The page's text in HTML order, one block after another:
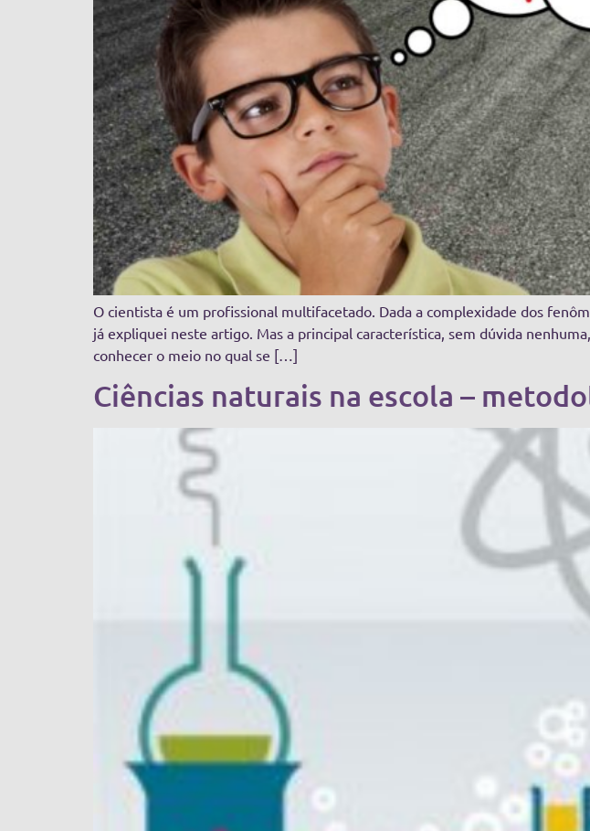
O cientista é um profissional multifacetado. Dada a complexidade dos
já expliquei neste artigo. Mas a principal característica, sem dúvida
conhecer o meio no qual se […]
Ciências naturais na escola –